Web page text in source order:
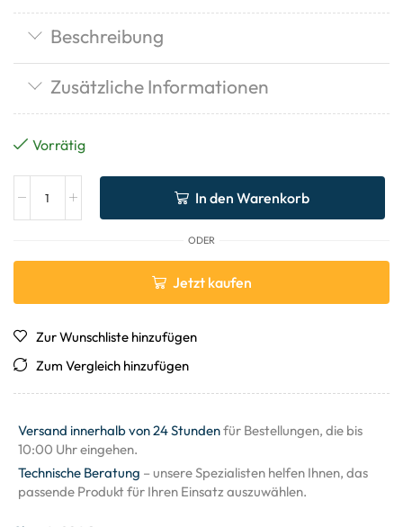
Beschreibung
Zusätzliche Informationen
Vorrätig
In den Warenkorb
ODER
Jetzt kaufen
Zur Wunschliste hinzufügen
Zum Vergleich hinzufügen
Versand innerhalb von 24 Stundenfür Bestellungen, die bis
10:00 Uhr eingehen.
Technische Beratung – unsere Spezialisten helfen Ihnen, das
passende Produkt für Ihren Einsatz auszuwählen.